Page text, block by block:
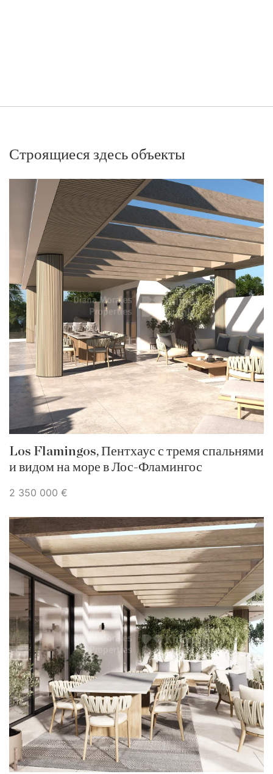
Строящиеся здесь объекты
Los Flamingos, Пентхаус с тремя спальнями
и видом на море в Лос-Фламингос
2 350 000 €